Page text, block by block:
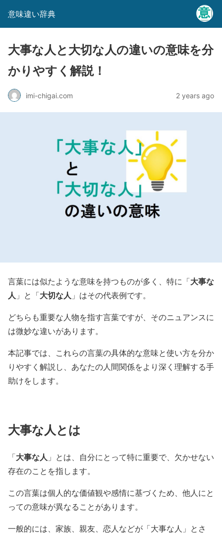
意味違い辞典
大事な人と大切な人の違いの意味を分
かりやすく解説！
imi-chigai.com 2 years ago
言葉には似たような意味を持つものが多く、特に「大事な
人 」と「大切な人 」はその代表例です。
どちらも重要な人物を指す言葉ですが、そのニュアンスに
は微妙な違いがあります。
本記事では、これらの言葉の具体的な意味と使い方を分か
りやすく解説し、あなたの人間関係をより深く理解する手
助けをします。
大事な人とは
「大事な人 」とは、自分にとって特に重要で、欠かせない
存在のことを指します。
この言葉は個人的な価値観や感情に基づくため、他人にと
っての意味が異なることがあります。
一般的には、家族、親友、恋人などが「大事な人」とさ